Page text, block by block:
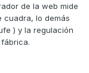
de la web mide
cuadra, lo demás
) y la regulación